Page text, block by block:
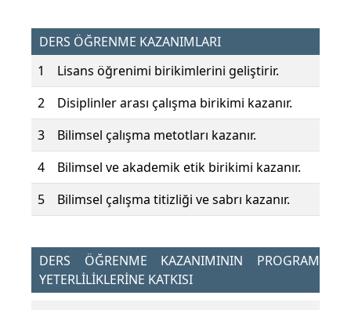
DERS ÖĞRENME KAZANIMLARI
1
Lisans öğrenimi birikimlerini geliştirir.
2
Disiplinler arası çalışma birikimi kazanır.
3
Bilimsel çalışma metotları kazanır.
4
Bilimsel ve akademik etik birikimi kazanır.
5
Bilimsel çalışma titizliği ve sabrı kazanır.
DERS ÖĞRENME KAZANIMININ PROGRAM
YETERLİLİKLERİNE KATKISI